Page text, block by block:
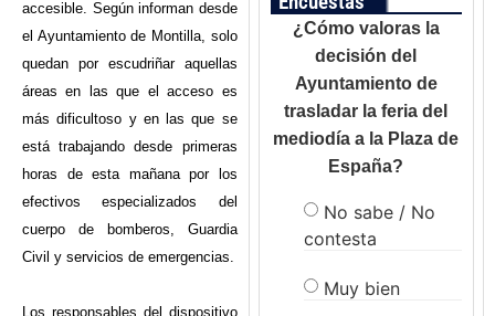
accesible. Según informan desde
el Ayuntamiento de Montilla, solo
quedan por escudriñar aquellas
áreas en las que el acceso es
más dificultoso y en las que se
está trabajando desde primeras
horas de esta mañana por los
efectivos especializados del
cuerpo de bomberos, Guardia
Civil y servicios de emergencias.
Los responsables del dispositivo
¿Cómo valoras la
decisión del
Ayuntamiento de
trasladar la feria del
mediodía a la Plaza de
España?
No sabe / No
contesta
Muy bien